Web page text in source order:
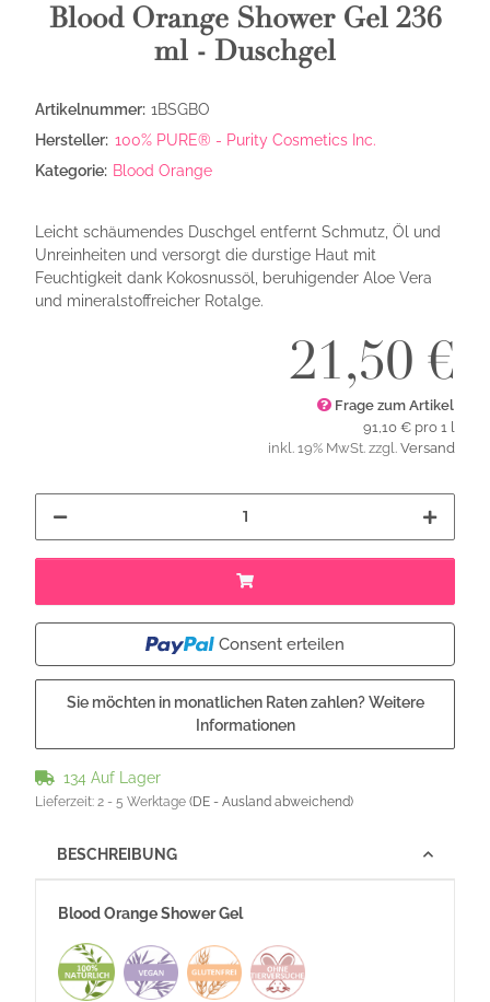
Blood Orange Shower Gel 236
ml - Duschgel
Artikelnummer: 1BSGBO
Hersteller: 100% PURE® - Purity Cosmetics Inc.
Kategorie: Blood Orange
Leicht schäumendes Duschgel entfernt Schmutz, Öl und
Unreinheiten und versorgt die durstige Haut mit
Feuchtigkeit dank Kokosnussöl, beruhigender Aloe Vera
und mineralstoffreicher Rotalge.
21,50 €
Frage zum Artikel
91,10 € pro 1 l
inkl. 19% MwSt. zzgl. Versand
Consent erteilen
Sie möchten in monatlichen Raten zahlen?Weitere
Informationen
134 Auf Lager
Lieferzeit: 2 - 5 Werktage (DE - Ausland abweichend)
BESCHREIBUNG
Blood Orange Shower Gel